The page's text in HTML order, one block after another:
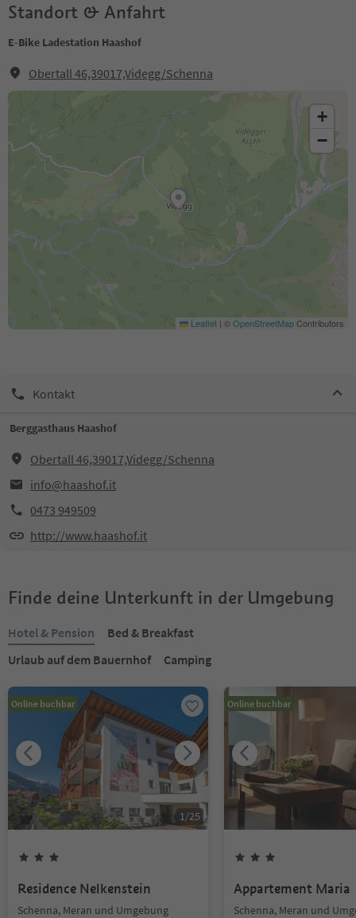
Standort & Anfahrt
E-Bike Ladestation Haashof
Obertall 46,39017,Videgg/Schenna
+
−
Leaflet | ©OpenStreetMapContributors
Kontakt
Berggasthaus Haashof
Obertall 46,39017,Videgg/Schenna
info@haashof.it
0473 949509
http://www.haashof.it
Finde deine Unterkunft in der Umgebung
Hotel & Pension
Bed & Breakfast
Urlaub auf dem Bauernhof
Camping
Online buchbar
1/25
Residence Nelkenstein
Schenna, Meran und Umgebung
Online buchbar
Appartement Maria
Schenna, Meran und